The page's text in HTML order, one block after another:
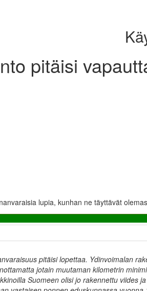
pitäisi
lupia, kunhan ne täyttävät
pitäisi lopettaa. Ydinvoimalan
jotain muutaman kilometrin
Suomeen olisi jo rakennettu viides